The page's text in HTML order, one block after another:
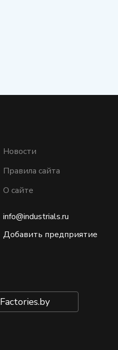
Новости
Правила сайта
О сайте
info@industrials.ru
Добавить предприятие
Factories.by